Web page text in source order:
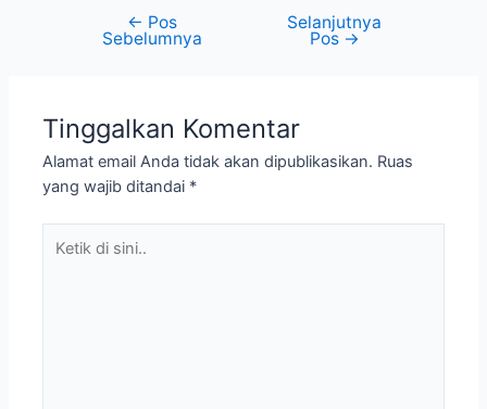
← Pos
Sebelumnya
Selanjutnya
Pos →
Tinggalkan Komentar
Alamat email Anda tidak akan dipublikasikan. Ruas
yang wajib ditandai *